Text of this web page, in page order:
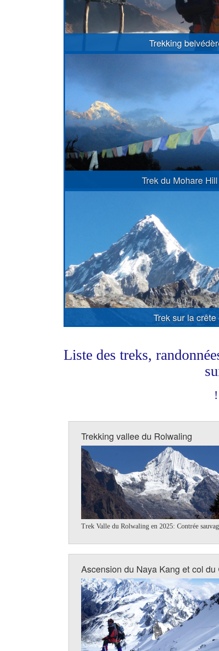
Trekking
Trek du Mohare
Trek sur la
Liste des treks,
Trekking vallee du Rolwaling
Trek Valle du Rolwaling en 2025: Contrée
Ascension du Naya Kang et col du